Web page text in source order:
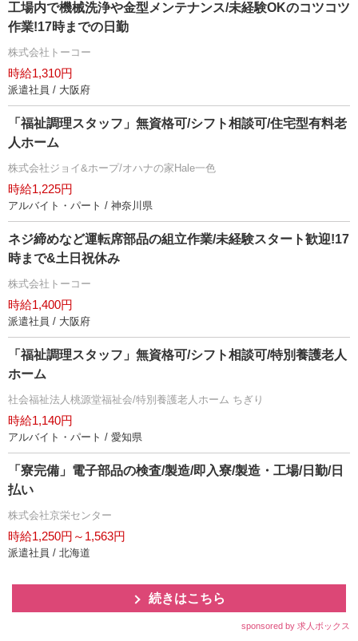
工場内で機械洗浄や金型メンテナンス/未経験OKのコツコツ
作業!17時までの日勤
株式会社トーコー
時給1,310円
派遣社員 / 大阪府
「福祉調理スタッフ」無資格可/シフト相談可/住宅型有料老
人ホーム
株式会社ジョイ&ホープ/オハナの家Hale一色
時給1,225円
アルバイト・パート / 神奈川県
ネジ締めなど運転席部品の組立作業/未経験スタート歓迎!17
時まで&土日祝休み
株式会社トーコー
時給1,400円
派遣社員 / 大阪府
「福祉調理スタッフ」無資格可/シフト相談可/特別養護老人
ホーム
社会福祉法人桃源堂福祉会/特別養護老人ホーム ちぎり
時給1,140円
アルバイト・パート / 愛知県
「寮完備」電子部品の検査/製造/即入寮/製造・工場/日勤/日
払い
株式会社京栄センター
時給1,250円～1,563円
派遣社員 / 北海道
続きはこちら
sponsored by 求人ボックス